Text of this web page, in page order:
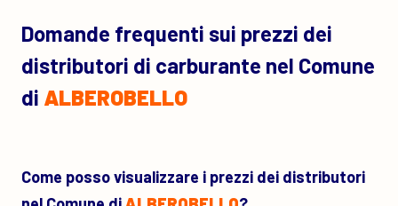
Domande frequenti sui prezzi dei
distributori di carburante nel Comune
di ALBEROBELLO
Come posso visualizzare i prezzi dei distributori